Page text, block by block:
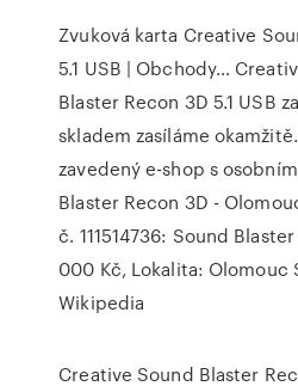
Zvuková karta Creative
5.1 USB | Obchody…
Blaster Recon 3D 5.1 USB
skladem zasíláme
zavedený e-shop s
Blaster Recon 3D -
č. 111514736: Sound
000 Kč, Lokalita: Olomouc
Wikipedia
Creative Sound Blaster